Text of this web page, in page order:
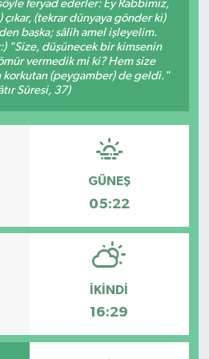
feryad ederler: Ey Rabbimiz,
(tekrar dünyaya gönder ki)
başka; sâlih amel işleyelim.
"Size, düşünecek bir kimsenin
vermedik mi ki? Hem size
korkutan (peygamber) de geldi."
Sûresi, 37)
GÜNEŞ
05:22
İKINDI
16:29
LEZZETLERİ